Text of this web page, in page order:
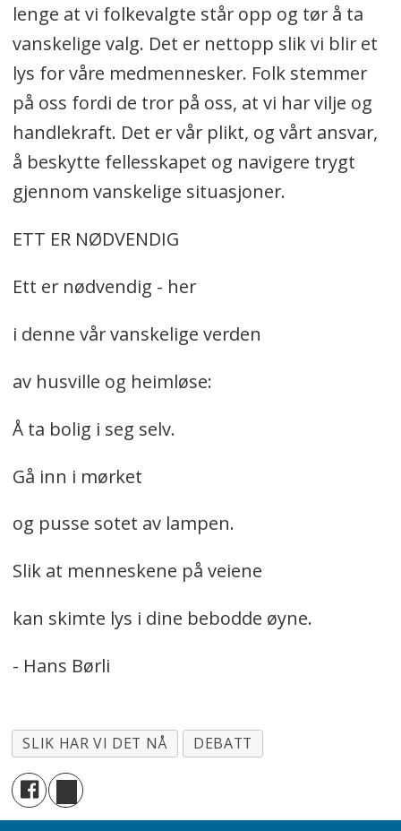
lenge at vi folkevalgte står opp og tør å ta
vanskelige valg. Det er nettopp slik vi blir et
lys for våre medmennesker. Folk stemmer
på oss fordi de tror på oss, at vi har vilje og
handlekraft. Det er vår plikt, og vårt ansvar,
å beskytte fellesskapet og navigere trygt
gjennom vanskelige situasjoner.
ETT ER NØDVENDIG
Ett er nødvendig - her
i denne vår vanskelige verden
av husville og heimløse:
Å ta bolig i seg selv.
Gå inn i mørket
og pusse sotet av lampen.
Slik at menneskene på veiene
kan skimte lys i dine bebodde øyne.
- Hans Børli
SLIK HAR VI DET NÅ DEBATT